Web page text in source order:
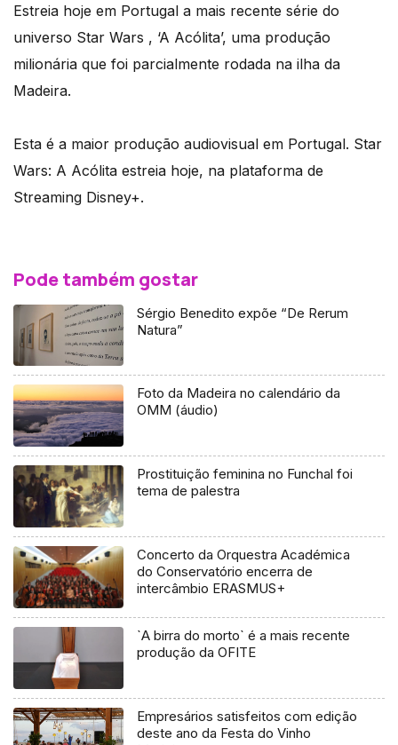
Estreia hoje em Portugal a mais recente série do
universo Star Wars , ‘A Acólita’, uma produção
milionária que foi parcialmente rodada na ilha da
Madeira.
Esta é a maior produção audiovisual em Portugal. Star
Wars: A Acólita estreia hoje, na plataforma de
Streaming Disney+.
Pode também gostar
Sérgio Benedito expõe “De Rerum
Natura”
Foto da Madeira no calendário da
OMM (áudio)
Prostituição feminina no Funchal foi
tema de palestra
Concerto da Orquestra Académica
do Conservatório encerra de
intercâmbio ERASMUS+
`A birra do morto` é a mais recente
produção da OFITE
Empresários satisfeitos com edição
deste ano da Festa do Vinho